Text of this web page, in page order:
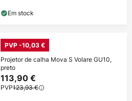
Em stock
PVP -10,03 €
Projetor de calha Mova S Volare GU10,
preto
113,90 €
PVP123,93 €